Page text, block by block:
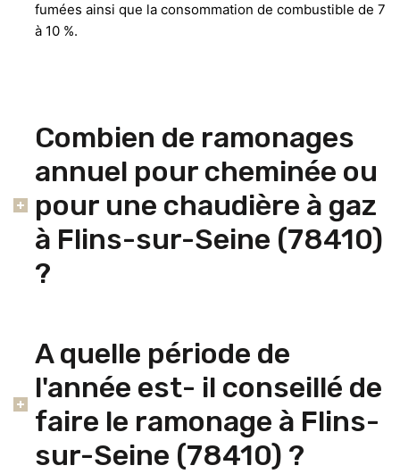
fumées ainsi que la consommation de combustible de 7
à 10 %.
Combien de ramonages
annuel pour cheminée ou
pour une chaudière à gaz
à Flins-sur-Seine (78410)
?
A quelle période de
l'année est- il conseillé de
faire le ramonage à Flins-
sur-Seine (78410) ?